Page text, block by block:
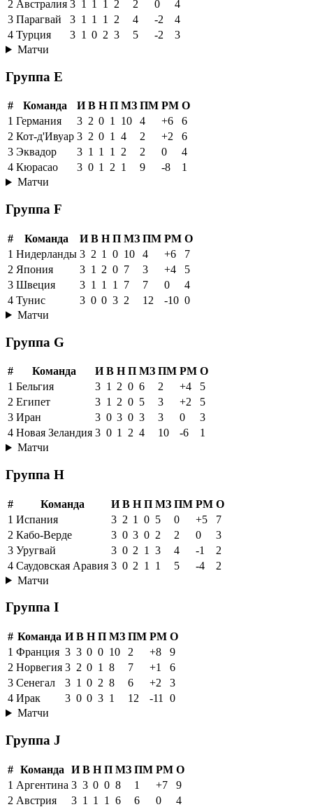
2 Австралия 3 1 1 1 2 2 0
4
3 Парагвай 3 1 1 1 2 4 -2
4
4 Турция 3 1 0 2 3 5 -2
3
Матчи
Группа E
# Команда И В Н П МЗ ПМ РМ О
1 Германия 3 2 0 1 10 4 +6
6
2 Кот-д'Ивуар 3 2 0 1 4 2 +2
6
3 Эквадор 3 1 1 1 2 2 0
4
4 Кюрасао 3 0 1 2 1 9 -8
1
Матчи
Группа F
# Команда И В Н П МЗ ПМ РМ О
1 Нидерланды 3 2 1 0 10 4 +6
7
2 Япония 3 1 2 0 7 3 +4
5
3 Швеция 3 1 1 1 7 7 0
4
4 Тунис 3 0 0 3 2 12 -10 0
Матчи
Группа G
# Команда И В Н П МЗ ПМ РМ О
1 Бельгия 3 1 2 0 6 2 +4
5
2 Египет 3 1 2 0 5 3 +2
5
3 Иран 3 0 3 0 3 3 0
3
4 Новая Зеландия 3 0 1 2 4 10 -6
1
Матчи
Группа H
# Команда И В Н П МЗ ПМ РМ О
1 Испания 3 2 1 0 5 0 +5
7
2 Кабо-Верде 3 0 3 0 2 2 0
3
3 Уругвай 3 0 2 1 3 4 -1
2
4 Саудовская Аравия 3 0 2 1 1 5 -4
2
Матчи
Группа I
# Команда И В Н П МЗ ПМ РМ О
1 Франция 3 3 0 0 10 2 +8
9
2 Норвегия 3 2 0 1 8 7 +1
6
3 Сенегал 3 1 0 2 8 6 +2
3
4 Ирак 3 0 0 3 1 12 -11
0
Матчи
Группа J
# Команда И В Н П МЗ ПМ РМ О
1 Аргентина 3 3 0 0 8 1 +7
9
2 Австрия 3 1 1 1 6 6 0
4